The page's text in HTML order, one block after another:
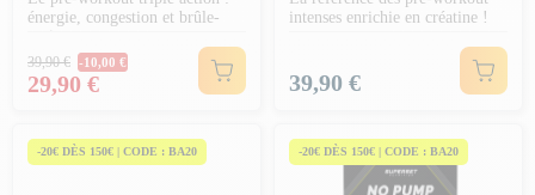
énergie, congestion et brûle-
Prix Normal
39,90 € -10,00 €
Prix
29,90 €
intenses enrichie en créatine !
Prix
39,90 €
-20€ DÈS 150€ | CODE : BA20 -20€ DÈS 150€ | CODE : BA20